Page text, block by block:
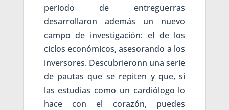
periodo de entreguerras
desarrollaron además un nuevo
campo de investigación: el de los
ciclos económicos, asesorando a los
inversores. Descubrieronn una serie
de pautas que se repiten y que, si
las estudias como un cardiólogo lo
hace con el corazón, puedes